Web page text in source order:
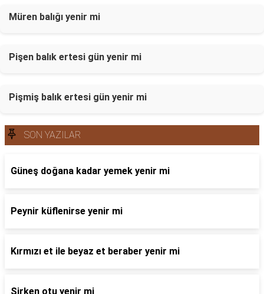
Müren balığı yenir mi
Pişen balık ertesi gün yenir mi
Pişmiş balık ertesi gün yenir mi
SON YAZILAR
Güneş doğana kadar yemek yenir mi
Peynir küflenirse yenir mi
Kırmızı et ile beyaz et beraber yenir mi
Sirken otu yenir mi